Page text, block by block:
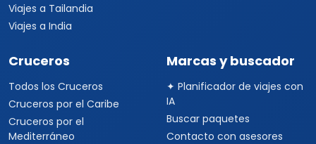
Viajes a Tailandia
Viajes a India
Cruceros
Todos los Cruceros
Cruceros por el Caribe
Cruceros por el
Mediterráneo
Marcas y buscador
✦ Planificador de viajes con
IA
Buscar paquetes
Contacto con asesores